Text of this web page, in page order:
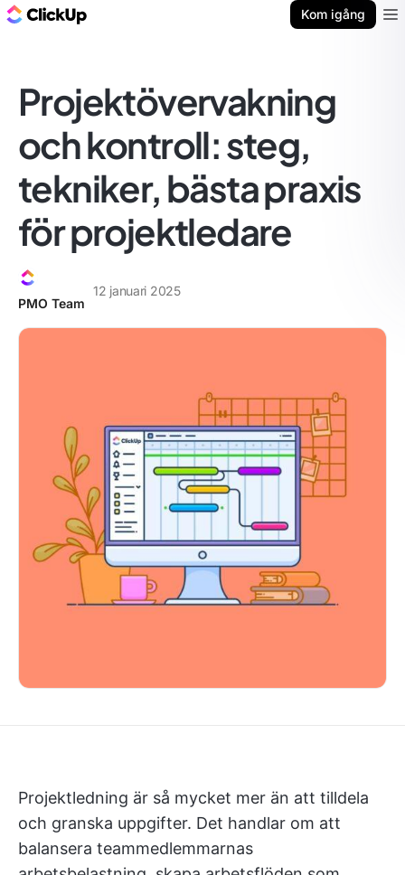
Kom igång
Projektövervakning
och kontroll: steg,
tekniker, bästa praxis
för projektledare
PMO Team
12 januari 2025
Projektledning är så mycket mer än att tilldela
och granska uppgifter. Det handlar om att
balansera teammedlemmarnas